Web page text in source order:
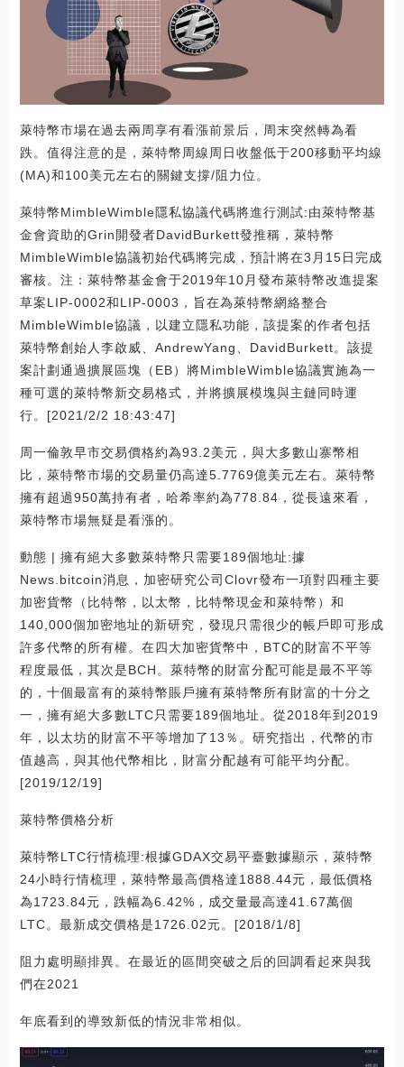
萊特幣市場在過去兩周享有看漲前景后，周末突然轉為看
跌。值得注意的是，萊特幣周線周日收盤低于200移動平均線
(MA)和100美元左右的關鍵支撐/阻力位。
萊特幣MimbleWimble隱私協議代碼將進行測試:由萊特幣基
金會資助的Grin開發者DavidBurkett發推稱，萊特幣
MimbleWimble協議初始代碼將完成，預計將在3月15日完成
審核。注：萊特幣基金會于2019年10月發布萊特幣改進提案
草案LIP-0002和LIP-0003，旨在為萊特幣網絡整合
MimbleWimble協議，以建立隱私功能，該提案的作者包括
萊特幣創始人李啟威、AndrewYang、DavidBurkett。該提
案計劃通過擴展區塊（EB）將MimbleWimble協議實施為一
種可選的萊特幣新交易格式，并將擴展模塊與主鏈同時運
行。[2021/2/2 18:43:47]
周一倫敦早市交易價格約為93.2美元，與大多數山寨幣相
比，萊特幣市場的交易量仍高達5.7769億美元左右。萊特幣
擁有超過950萬持有者，哈希率約為778.84，從長遠來看，
萊特幣市場無疑是看漲的。
動態 | 擁有絕大多數萊特幣只需要189個地址:據
News.bitcoin消息，加密研究公司Clovr發布一項對四種主要
加密貨幣（比特幣，以太幣，比特幣現金和萊特幣）和
140,000個加密地址的新研究，發現只需很少的帳戶即可形成
許多代幣的所有權。在四大加密貨幣中，BTC的財富不平等
程度最低，其次是BCH。萊特幣的財富分配可能是最不平等
的，十個最富有的萊特幣賬戶擁有萊特幣所有財富的十分之
一，擁有絕大多數LTC只需要189個地址。從2018年到2019
年，以太坊的財富不平等增加了13％。研究指出，代幣的市
值越高，與其他代幣相比，財富分配越有可能平均分配。
[2019/12/19]
萊特幣價格分析
萊特幣LTC行情梳理:根據GDAX交易平臺數據顯示，萊特幣
24小時行情梳理，萊特幣最高價格達1888.44元，最低價格
為1723.84元，跌幅為6.42%，成交量最高達41.67萬個
LTC。最新成交價格是1726.02元。[2018/1/8]
阻力處明顯排異。在最近的區間突破之后的回調看起來與我
們在2021
年底看到的導致新低的情況非常相似。